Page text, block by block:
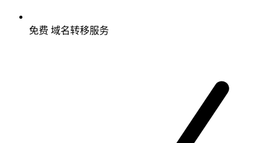
免费 域名转移服务